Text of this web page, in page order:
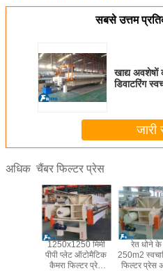
सबसे उत्तम
खाद्य
डिवाटरिंग
जारी
अधिक चैंबर फिल्टर प्रेस
1250x1250 मिमी
पीपी प्लेट ऑटोमैटिक
कैमरा फिल्टर प्रेस
रेत धोने के
250m2
फिल्टर प्रेस